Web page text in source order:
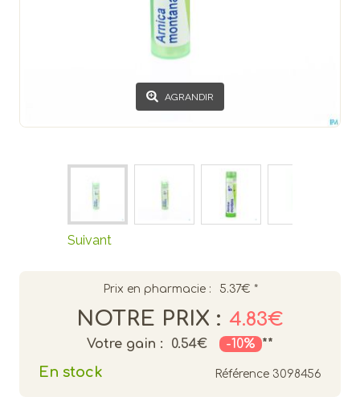
AGRANDIR
Suivant
Prix en pharmacie : 5.37€ *
NOTRE PRIX : 4.83€
Votre gain : 0.54€ -10% **
En stock Référence 3098456